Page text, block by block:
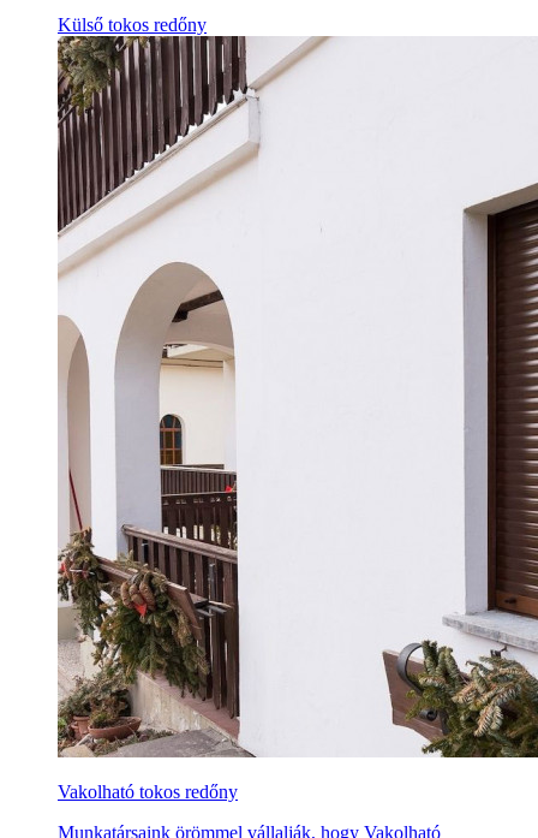
Külső tokos redőny
Vakolható tokos redőny
Munkatársaink örömmel vállalják, hogy Vakolható